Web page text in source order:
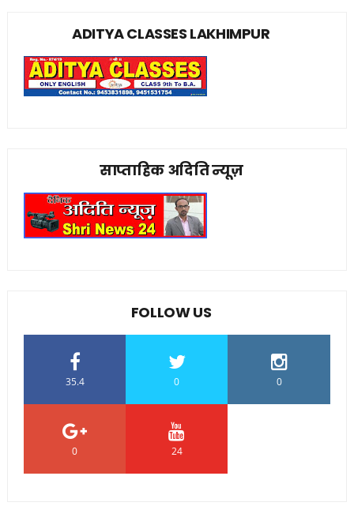
ADITYA CLASSES LAKHIMPUR
साप्ताहिक अदिति न्यूज़
FOLLOW US
35.4 0 0
0 24